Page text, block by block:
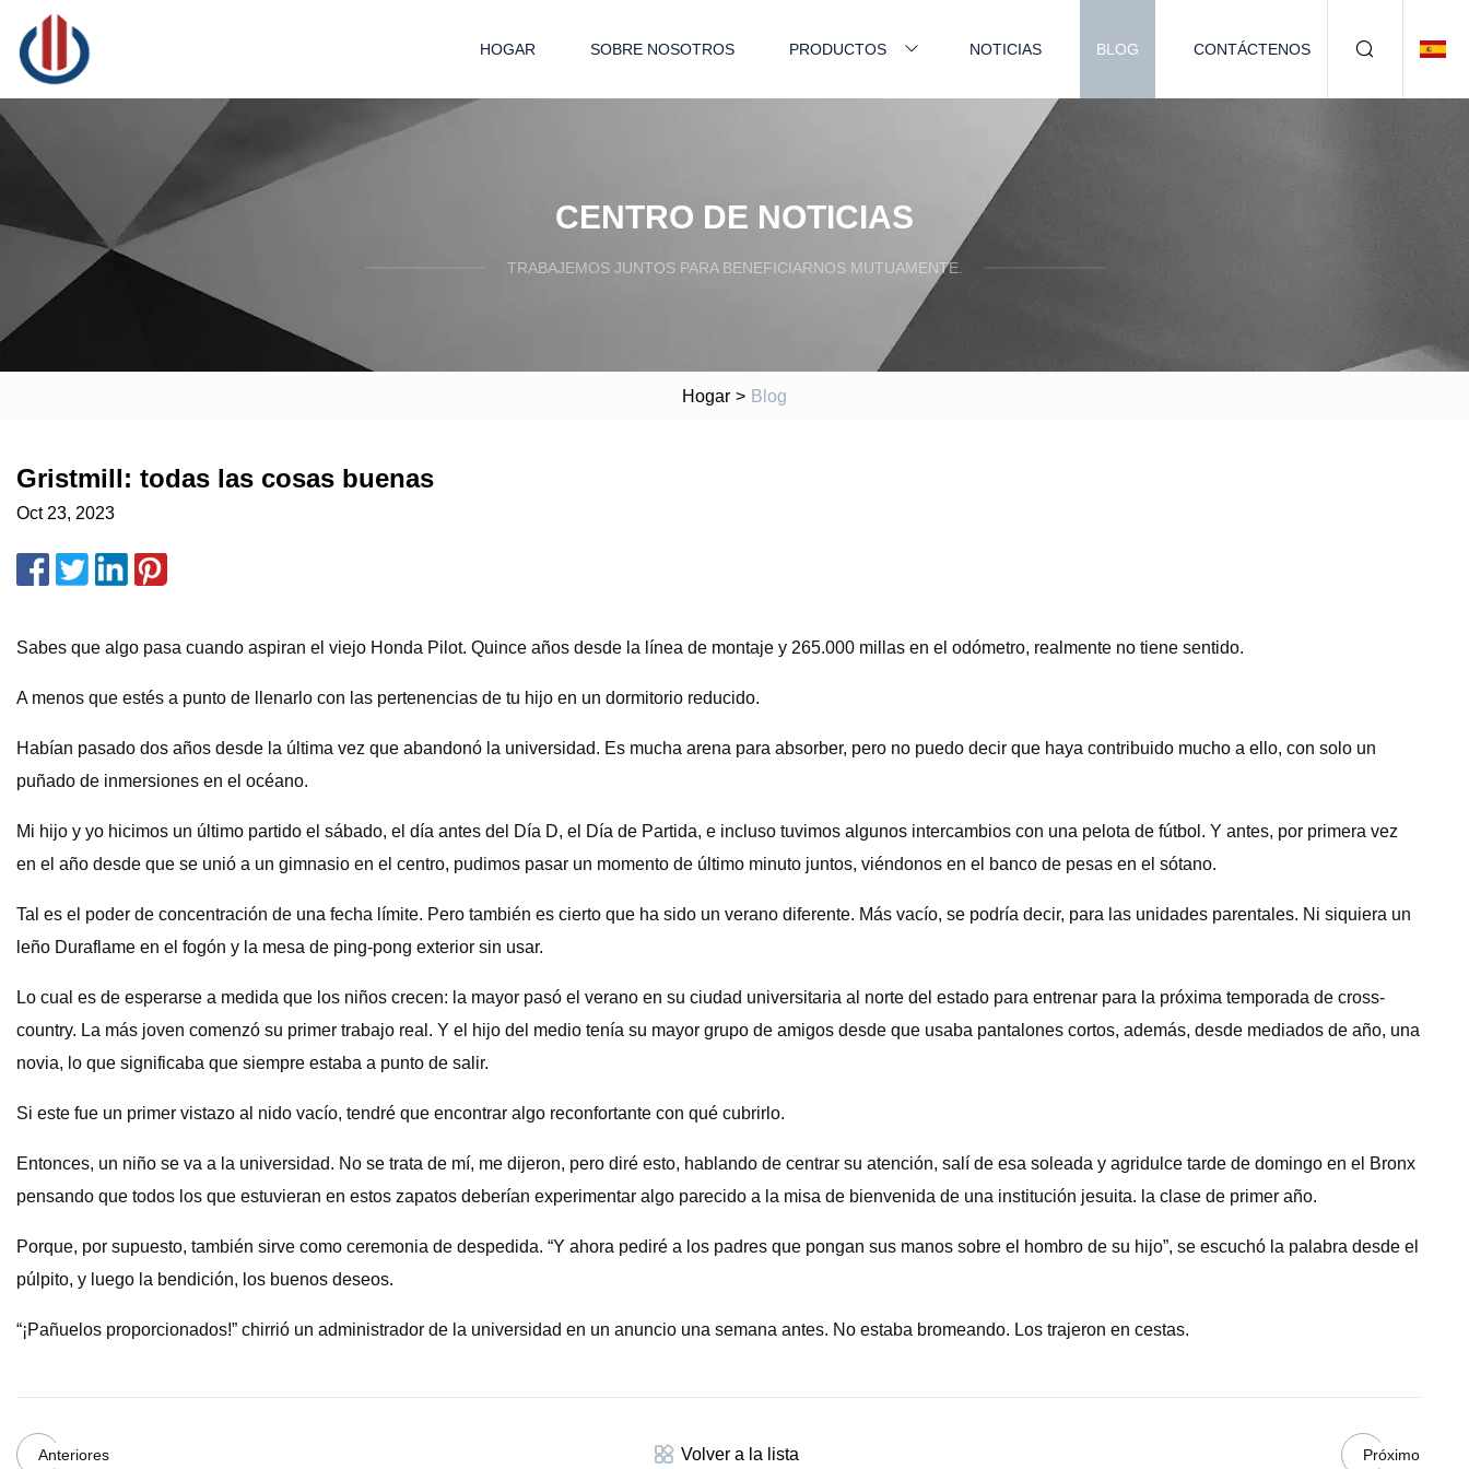
HOGAR SOBRE NOSOTROS PRODUCTOS NOTICIAS BLOG CONTÁCTENOS
CENTRO DE NOTICIAS
TRABAJEMOS JUNTOS PARA BENEFICIARNOS MUTUAMENTE.
Hogar > Blog
Gristmill: todas las cosas buenas
Oct 23, 2023
Sabes que algo pasa cuando aspiran el viejo Honda Pilot. Quince años desde la línea de montaje y 265.000 millas en el odómetro, realmente no tiene sentido.
A menos que estés a punto de llenarlo con las pertenencias de tu hijo en un dormitorio reducido.
Habían pasado dos años desde la última vez que abandonó la universidad. Es mucha arena para absorber, pero no puedo decir que haya contribuido mucho a ello, con solo un
puñado de inmersiones en el océano.
Mi hijo y yo hicimos un último partido el sábado, el día antes del Día D, el Día de Partida, e incluso tuvimos algunos intercambios con una pelota de fútbol. Y antes, por primera vez
en el año desde que se unió a un gimnasio en el centro, pudimos pasar un momento de último minuto juntos, viéndonos en el banco de pesas en el sótano.
Tal es el poder de concentración de una fecha límite. Pero también es cierto que ha sido un verano diferente. Más vacío, se podría decir, para las unidades parentales. Ni siquiera un
leño Duraflame en el fogón y la mesa de ping-pong exterior sin usar.
Lo cual es de esperarse a medida que los niños crecen: la mayor pasó el verano en su ciudad universitaria al norte del estado para entrenar para la próxima temporada de cross-
country. La más joven comenzó su primer trabajo real. Y el hijo del medio tenía su mayor grupo de amigos desde que usaba pantalones cortos, además, desde mediados de año, una
novia, lo que significaba que siempre estaba a punto de salir.
Si este fue un primer vistazo al nido vacío, tendré que encontrar algo reconfortante con qué cubrirlo.
Entonces, un niño se va a la universidad. No se trata de mí, me dijeron, pero diré esto, hablando de centrar su atención, salí de esa soleada y agridulce tarde de domingo en el Bronx
pensando que todos los que estuvieran en estos zapatos deberían experimentar algo parecido a la misa de bienvenida de una institución jesuita. la clase de primer año.
Porque, por supuesto, también sirve como ceremonia de despedida. “Y ahora pediré a los padres que pongan sus manos sobre el hombro de su hijo”, se escuchó la palabra desde el
púlpito, y luego la bendición, los buenos deseos.
“¡Pañuelos proporcionados!” chirrió un administrador de la universidad en un anuncio una semana antes. No estaba bromeando. Los trajeron en cestas.
Anteriores Volver a la lista Próximo